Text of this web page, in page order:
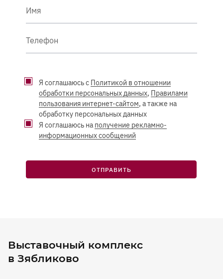
Имя
Телефон
Я соглашаюсь с Политикой в отношении
обработки персональных данных, Правилами
пользования интернет-сайтом, а также на
обработку персональных данных
Я соглашаюсь на получение рекламно-
информационных сообщений
ОТПРАВИТЬ
Выставочный комплекс
в Зябликово